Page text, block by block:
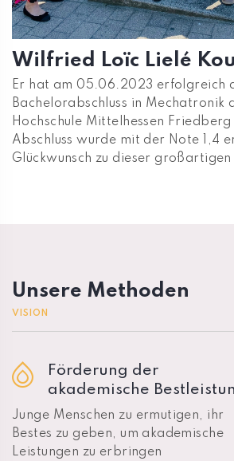
Wilfried Loïc Lielé
Er hat am 05.06.2023 erfolgreich
Bachelorabschluss in Mechatronik
Hochschule Mittelhessen
Abschluss wurde mit der Note 1,4
Glückwunsch zu dieser großartigen
Unsere Methoden
VISION
Förderung der
akademische
Junge Menschen zu ermutigen, ihr
Bestes zu geben, um akademische
Leistungen zu erbringen